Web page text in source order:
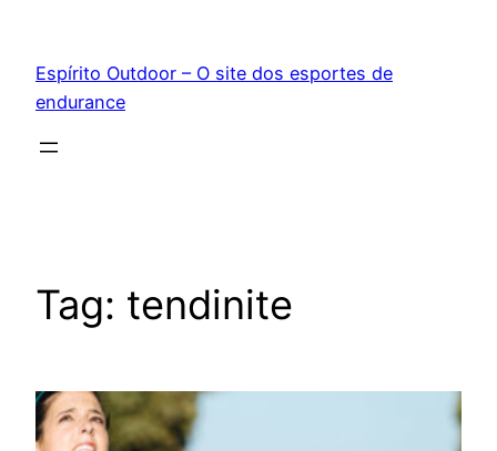
conteúdo
Espírito Outdoor – O site dos esportes de
endurance
Tag: tendinite